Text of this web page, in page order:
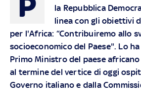
la Repubblica
linea con gli obiettivi
per l'Africa: “Contribuiremo allo
socioeconomico del Paese". Lo
Primo Ministro del paese
al termine del vertice di oggi
Governo italiano e dalla